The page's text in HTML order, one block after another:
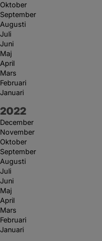
Oktober
September
Augusti
Juli
Juni
Maj
April
Mars
Februari
Januari
År:
2022
December
November
Oktober
September
Augusti
Juli
Juni
Maj
April
Mars
Februari
Januari